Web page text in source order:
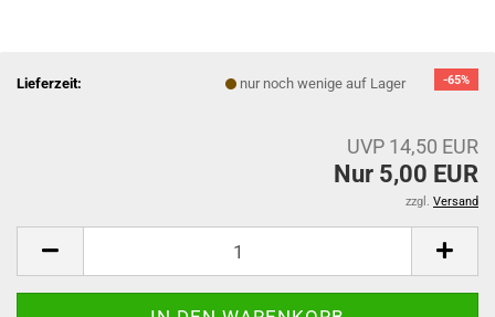
-65%
Lieferzeit: nur noch wenige auf Lager
UVP 14,50 EUR
Nur 5,00 EUR
zzgl. Versand